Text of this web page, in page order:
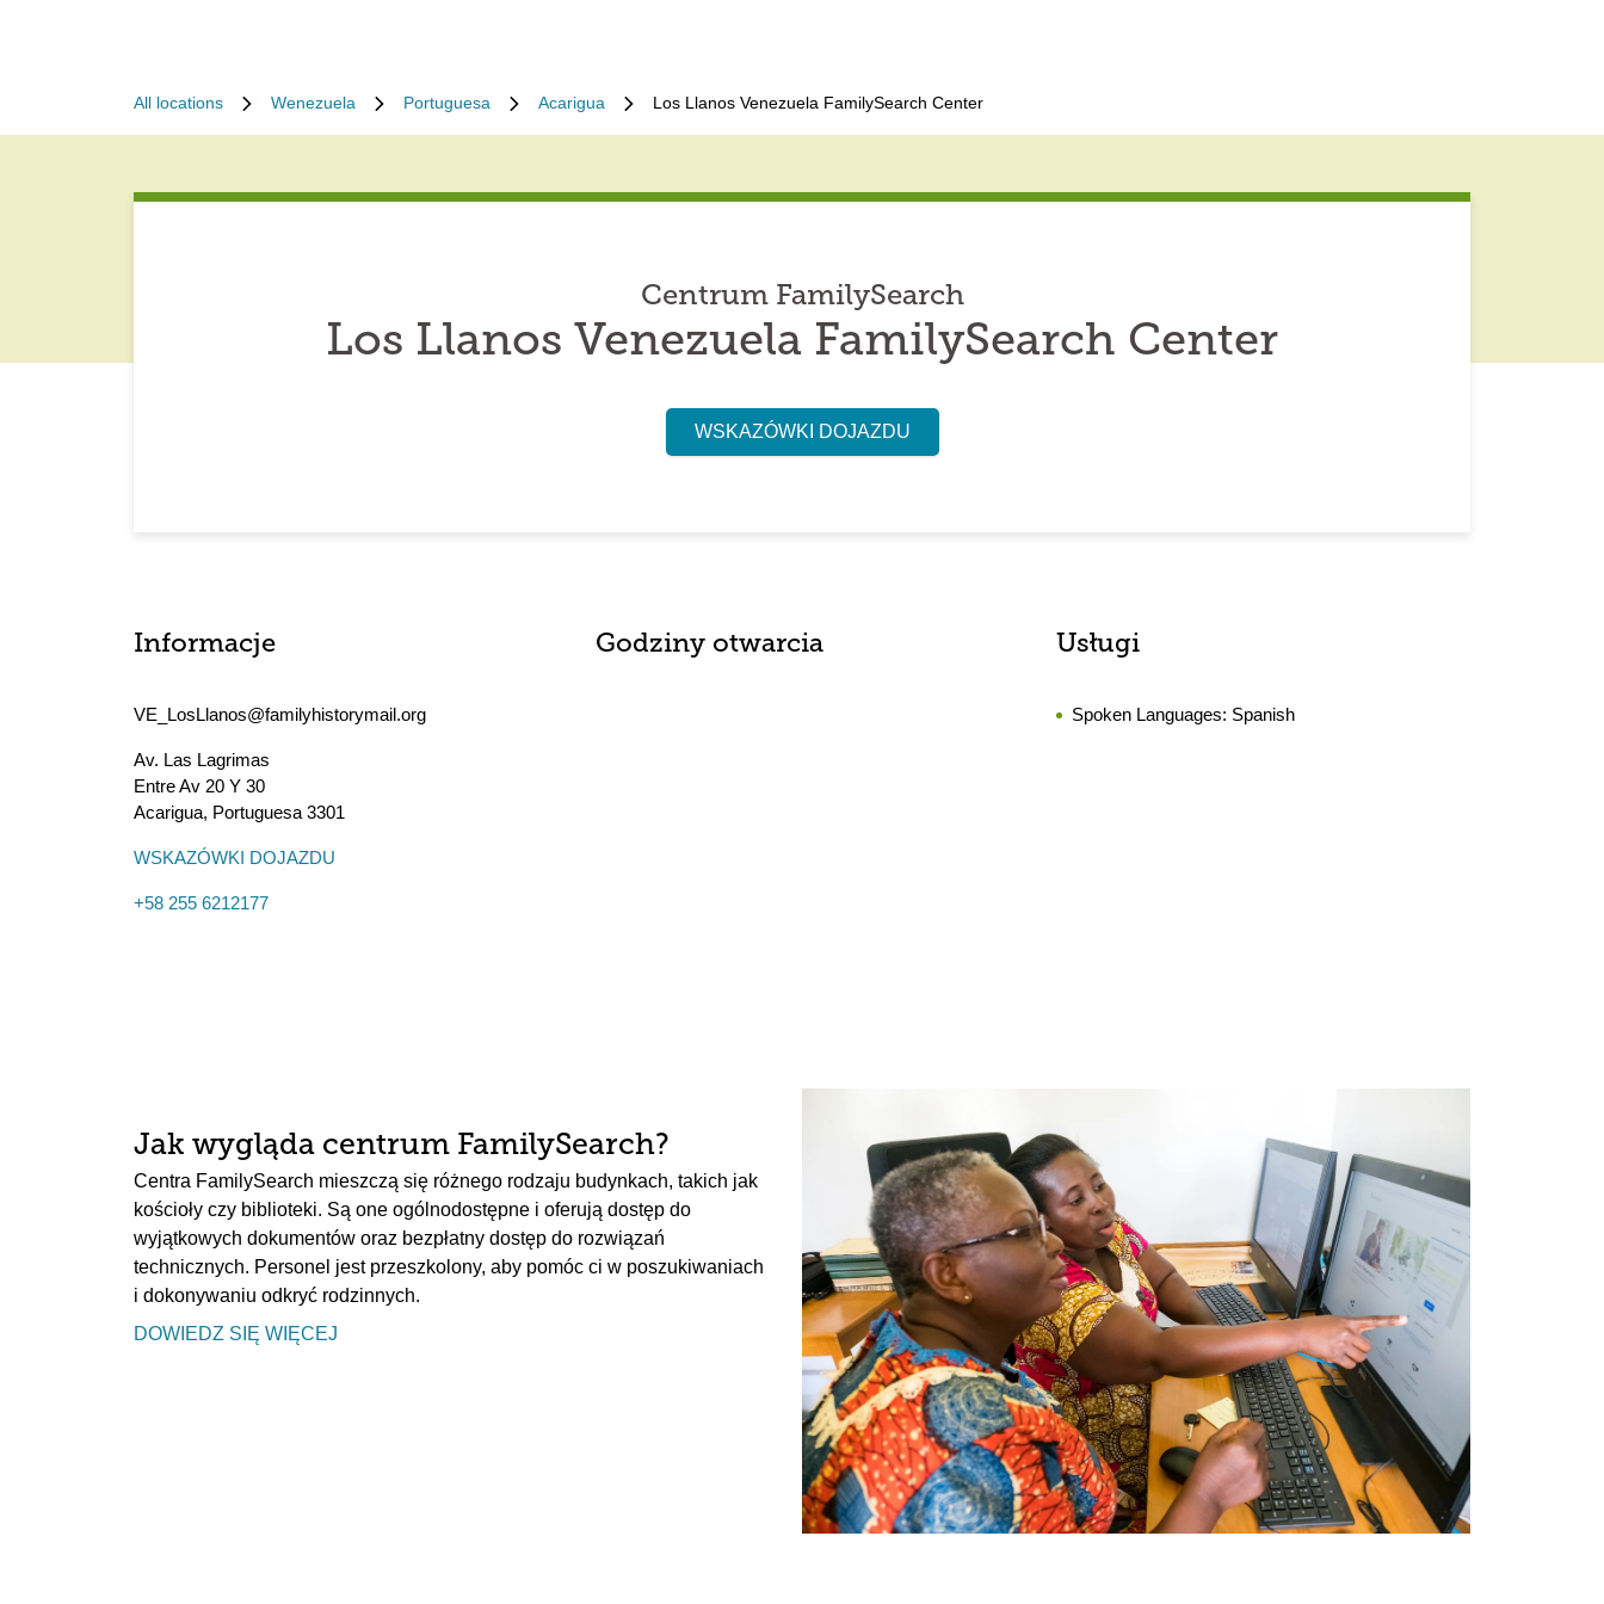
All locations Wenezuela Portuguesa Acarigua Los Llanos Venezuela FamilySearch Center
Centrum FamilySearch
Los Llanos Venezuela FamilySearch Center
WSKAZÓWKI DOJAZDU
Informacje
VE_LosLlanos@familyhistorymail.org
Av. Las Lagrimas
Entre Av 20 Y 30
Acarigua, Portuguesa 3301
WSKAZÓWKI DOJAZDU
+58 255 6212177
Godziny otwarcia Usługi
Spoken Languages: Spanish
Jak wygląda centrum FamilySearch?
Centra FamilySearch mieszczą się różnego rodzaju budynkach, takich jak
kościoły czy biblioteki. Są one ogólnodostępne i oferują dostęp do
wyjątkowych dokumentów oraz bezpłatny dostęp do rozwiązań
technicznych. Personel jest przeszkolony, aby pomóc ci w poszukiwaniach
i dokonywaniu odkryć rodzinnych.
DOWIEDZ SIĘ WIĘCEJ